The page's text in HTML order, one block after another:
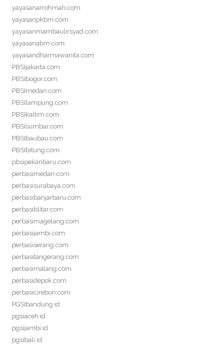
yayasanarrohmah.com
yayasanpkbm.com
yayasanmambaulirsyad.com
yayasanabm.com
yayasandharmawanita.com
PBSIjakarta.com
PBSIbogor.com
PBSImedan.com
PBSIlampung.com
PBSIkaltim.com
PBSIsumbar.com
PBSIbaubau.com
PBSIbitung.com
pbsipekanbaru.com
perbasimedan.com
perbasisurabaya.com
perbasibanjarbaru.com
perbasiblitar.com
perbasimagelang.com
perbasijambi.com
perbasiserang.com
perbasitangerang.com
perbasimalang.com
perbasidepok.com
perbasicirebon.com
PGSIbandung.id
pgsiaceh.id
pgsijambi.id
pgsibali.id